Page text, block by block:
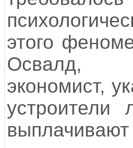
этого
Освалд,
экономист,
устроители